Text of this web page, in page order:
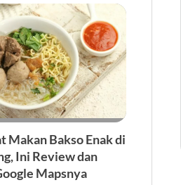
Makan Bakso Enak di
Ini Review dan
Mapsnya